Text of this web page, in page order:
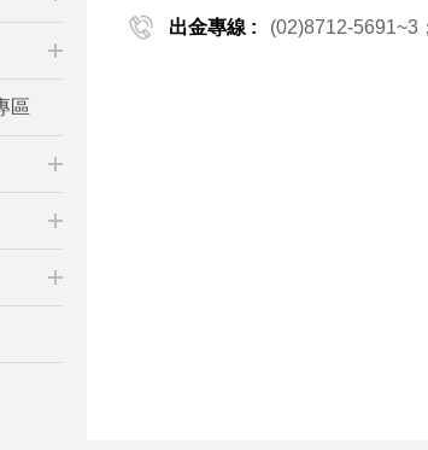
區
出金專線 : (02)8712-5691~3